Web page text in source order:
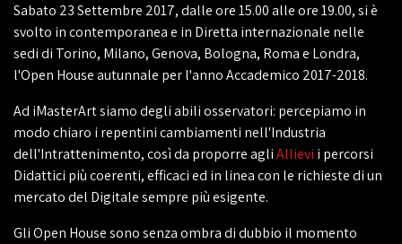
Sabato 23 Settembre 2017, dalle ore 15.00 alle ore 19.00, si è
svolto in contemporanea e in Diretta internazionale nelle
sedi di Torino, Milano, Genova, Bologna, Roma e Londra,
l'Open House autunnale per l'anno Accademico 2017-2018.
Ad iMasterArt siamo degli abili osservatori: percepiamo in
modo chiaro i repentini cambiamenti nell'Industria
dell'Intrattenimento, così da proporre agliAllievi i percorsi
Didattici più coerenti, efficaci ed in linea con le richieste di un
mercato del Digitale sempre più esigente.
Gli Open House sono senza ombra di dubbio il momento